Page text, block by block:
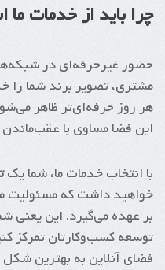
چرا باید از خدمات ما
حضور غیرحرفه‌ای در
مشتری، تصویر برند شما را
هر روز حرفه‌ای‌تر ظاهر
این فضا مساوی با عقب‌ماندن
با انتخاب خدمات ما، شما یک
خواهید داشت که مسئولیت
بر عهده می‌گیرد. این یعنی
توسعه کسب‌وکارتان تمرکز
فضای آنلاین به بهترین